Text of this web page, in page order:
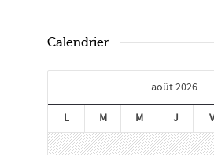
Calendrier
août 2026
L M M J V